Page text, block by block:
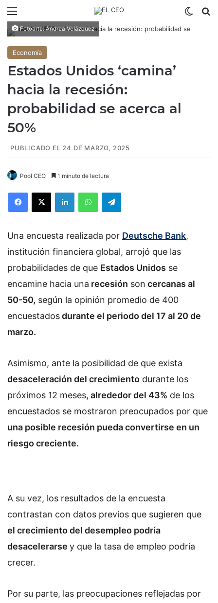
Fotoarte: Andrea Velázquez
Economía
Estados Unidos ‘camina’
hacia la recesión:
probabilidad se acerca al
50%
PUBLICADO EL 24 DE MARZO, 2025
Pool CEO 1 minuto de lectura
Una encuesta realizada por Deutsche Bank,
institución financiera global, arrojó que las
probabilidades de que Estados Unidos se
encamine hacia una recesión son cercanas al
50-50, según la opinión promedio de 400
encuestadosdurante el periodo del 17 al 20 de
marzo.
Asimismo, ante la posibilidad de que exista
desaceleración del crecimiento durante los
próximos 12 meses, alrededor del 43% de los
encuestados se mostraron preocupados por que
una posible recesión pueda convertirse en un
riesgo creciente.
A su vez, los resultados de la encuesta
contrastan con datos previos que sugieren que
el crecimiento del desempleo podría
desacelerarse y que la tasa de empleo podría
crecer.
Por su parte, las preocupaciones reflejadas por